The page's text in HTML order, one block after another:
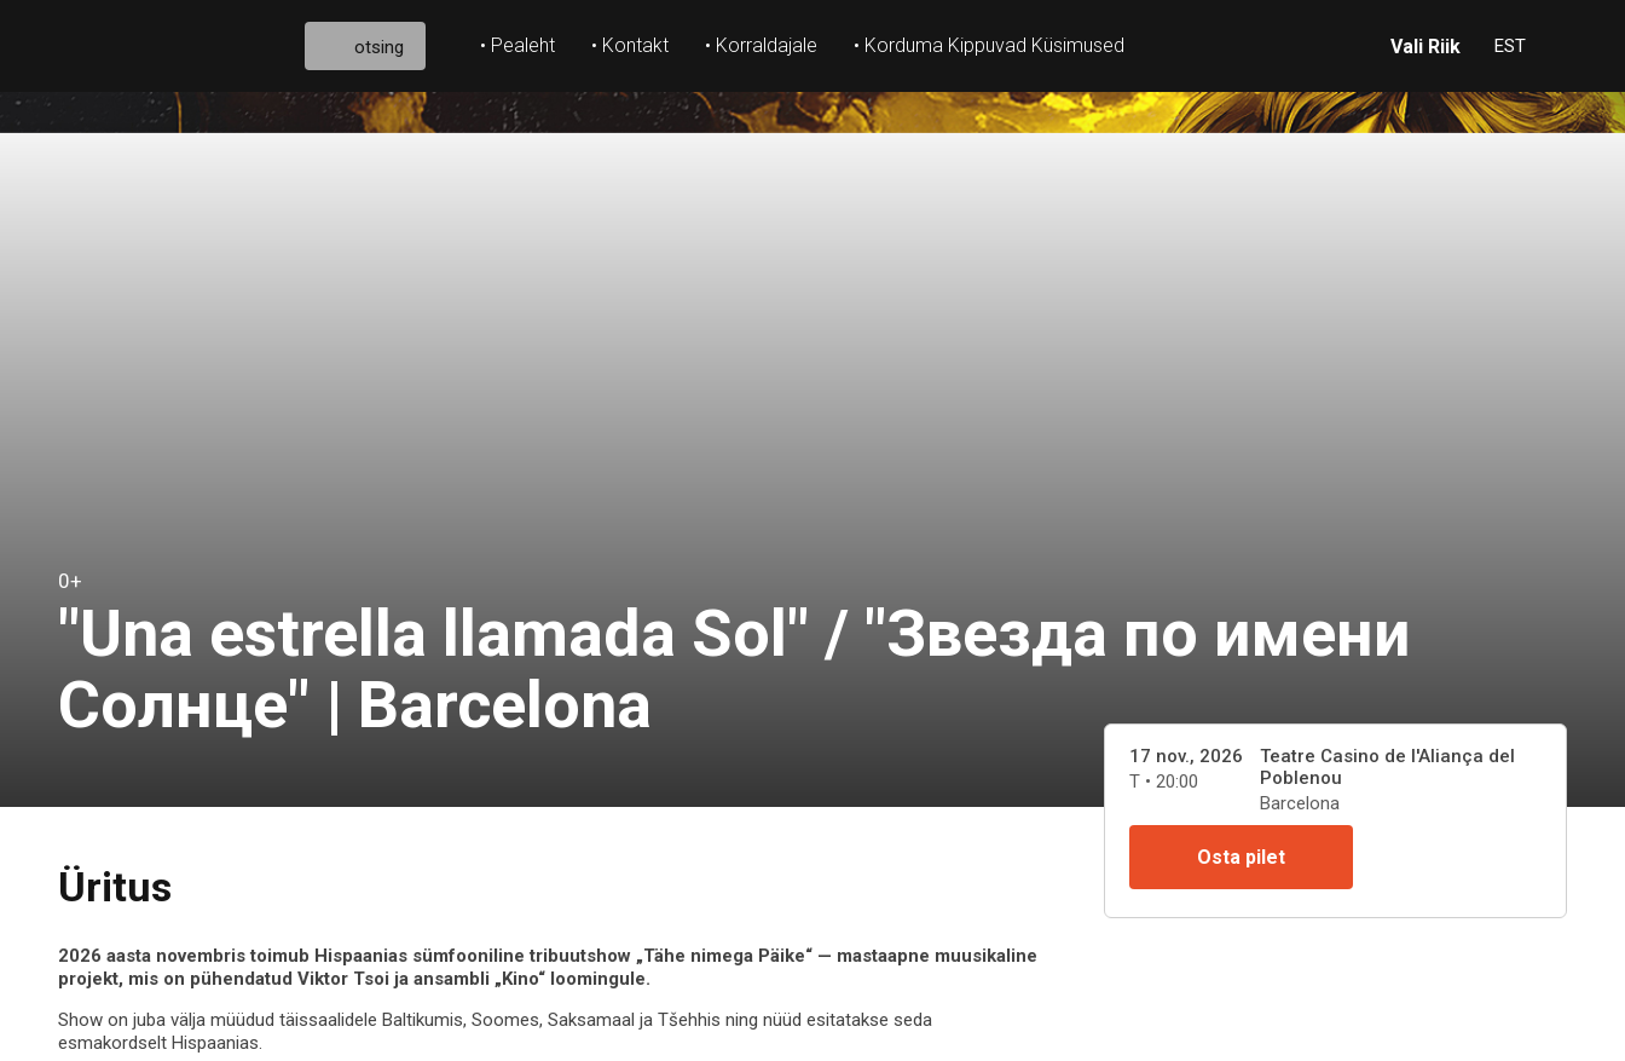
• Pealeht • Kontakt • Korraldajale • Korduma Kippuvad Küsimused Vali Riik EST
0+
"Una estrella llamada Sol" / "Звезда по имени
Солнце" | Barcelona
17 nov., 2026
T • 20:00
Teatre Casino de l'Aliança del
Poblenou
Barcelona
Osta pilet
Üritus
2026 aasta novembris toimub Hispaanias sümfooniline tribuutshow „Tähe nimega Päike“ — mastaapne muusikaline
projekt, mis on pühendatud Viktor Tsoi ja ansambli „Kino“ loomingule.
Show on juba välja müüdud täissaalidele Baltikumis, Soomes, Saksamaal ja Tšehhis ning nüüd esitatakse seda
esmakordselt Hispaanias.